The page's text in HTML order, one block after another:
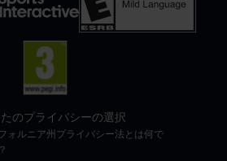
のプライバシーの選択
ォルニア州プライバシー法とは何で